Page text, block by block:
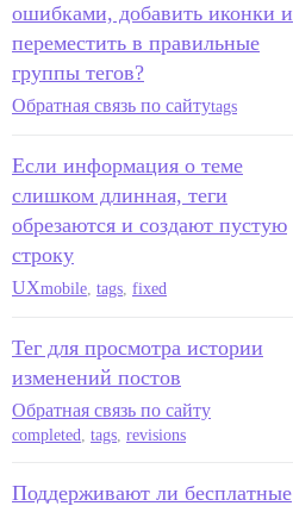
ошибками, добавить иконки и
переместить в правильные
группы тегов?
Обратная связь по сайтуtags
Если информация о теме
слишком длинная, теги
обрезаются и создают пустую
строку
UXmobile tags fixed
Тег для просмотра истории
изменений постов
Обратная связь по сайту
completed, tags, revisions
Поддерживают ли бесплатные